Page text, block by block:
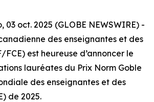
03 oct. 2025 (GLOBE NEWSWIRE) -
des enseignantes et des
FCE) est heureuse d’annoncer le
lauréates du Prix Norm Goble
des enseignantes et des
de 2025.